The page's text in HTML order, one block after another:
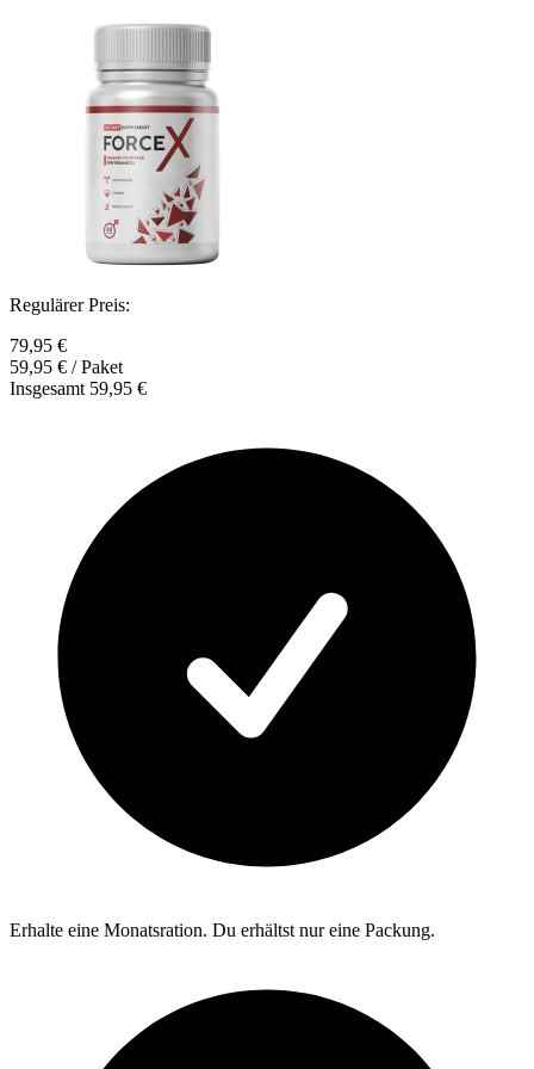
Regulärer Preis:
79,95 €
59,95 € / Paket
Insgesamt 59,95 €
Erhalte eine Monatsration. Du erhältst nur eine Packung.